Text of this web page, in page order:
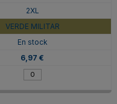
2XL
VERDE MILITAR
En stock
6,97 €